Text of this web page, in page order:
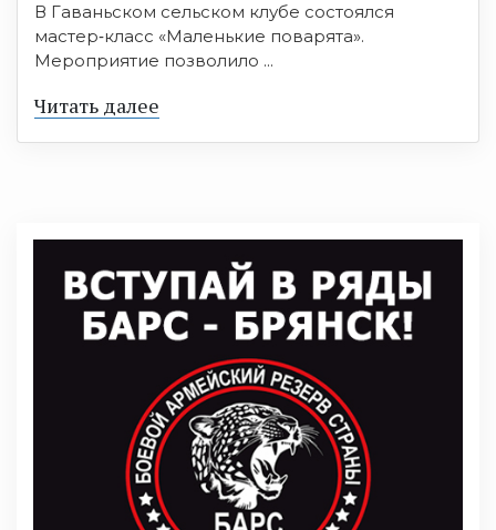
В Гаваньском сельском клубе состоялся
мастер‑класс «Маленькие поварята».
Мероприятие позволило ...
Читать далее